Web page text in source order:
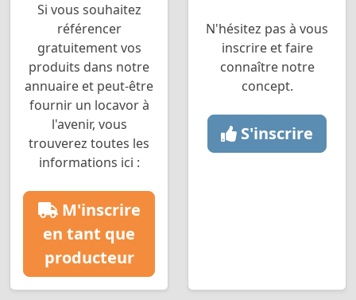
Si vous souhaitez
référencer
gratuitement vos
produits dans notre
annuaire et peut-être
fournir un locavor à
l'avenir, vous
trouverez toutes les
informations ici :
M'inscrire
en tant que
producteur
N'hésitez pas à vous
inscrire et faire
connaître notre
concept.
S'inscrire